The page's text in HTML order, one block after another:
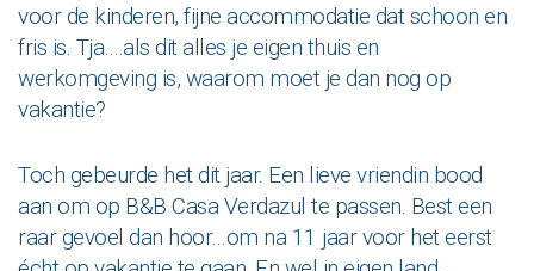
voor de kinderen, fijne accommodatie dat schoon en
fris is. Tja….als dit alles je eigen thuis en
werkomgeving is, waarom moet je dan nog op
vakantie?
Toch gebeurde het dit jaar. Een lieve vriendin bood
aan om op B&B Casa Verdazul te passen. Best een
raar gevoel dan hoor…om na 11 jaar voor het eerst